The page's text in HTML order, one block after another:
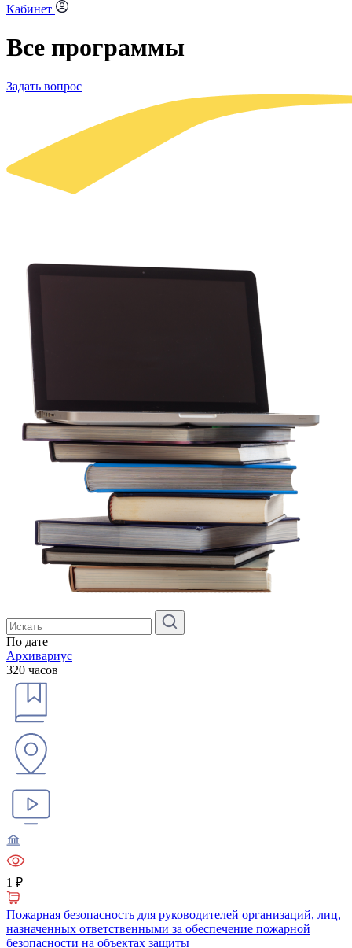
Кабинет
Все программы
Задать вопрос
По дате
Архивариус
320 часов
1 ₽
Пожарная безопасность для руководителей организаций, лиц,
назначенных ответственными за обеспечение пожарной
безопасности на объектах защиты